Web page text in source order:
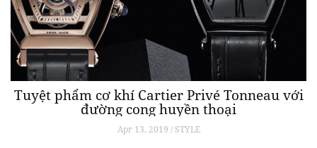
Tuyệt phẩm cơ khí Cartier Privé Tonneau với
đường cong huyền thoại
Apr 13, 2019 / STYLE